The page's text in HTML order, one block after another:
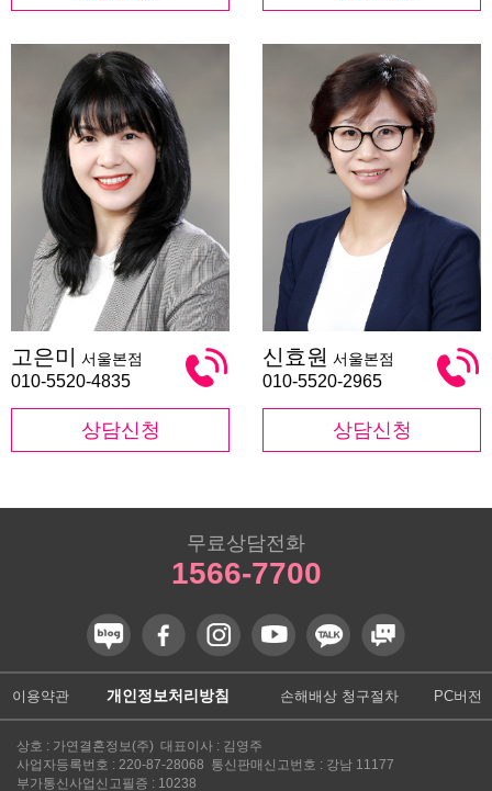
은
미
고은미 서울본점
010-5520-4835
상담신청
효
원
신효원 서울본점
010-5520-2965
상담신청
무료상담전화
1566-7700
이용약관 개인정보처리방침 손해배상 청구절차 PC버전
상호 : 가연결혼정보(주) 대표이사 : 김영주
사업자등록번호 : 220-87-28068 통신판매신고번호 : 강남 11177
부가통신사업신고필증 : 10238